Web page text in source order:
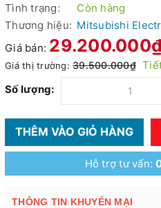
Tình trạng:
Còn hàng
Thương hiệu: Mitsubishi
Giá bán:
Giá thị trường: 39.500.000₫
Số lượng:
THÊM VÀO GIỎ HÀNG
Hỗ trợ tư vấn:
THÔNG TIN KHUYẾN MẠI